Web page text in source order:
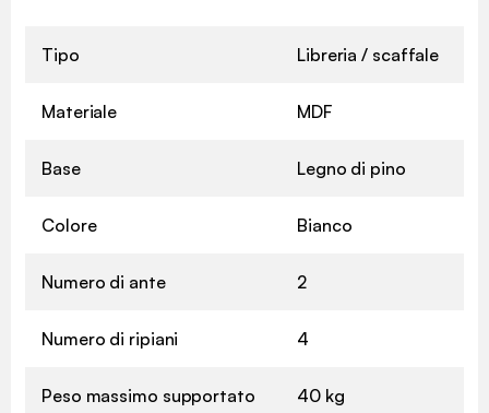
Tipo Libreria / scaffale
Materiale MDF
Base Legno di pino
Colore Bianco
Numero di ante 2
Numero di ripiani 4
Peso massimo supportato 40 kg